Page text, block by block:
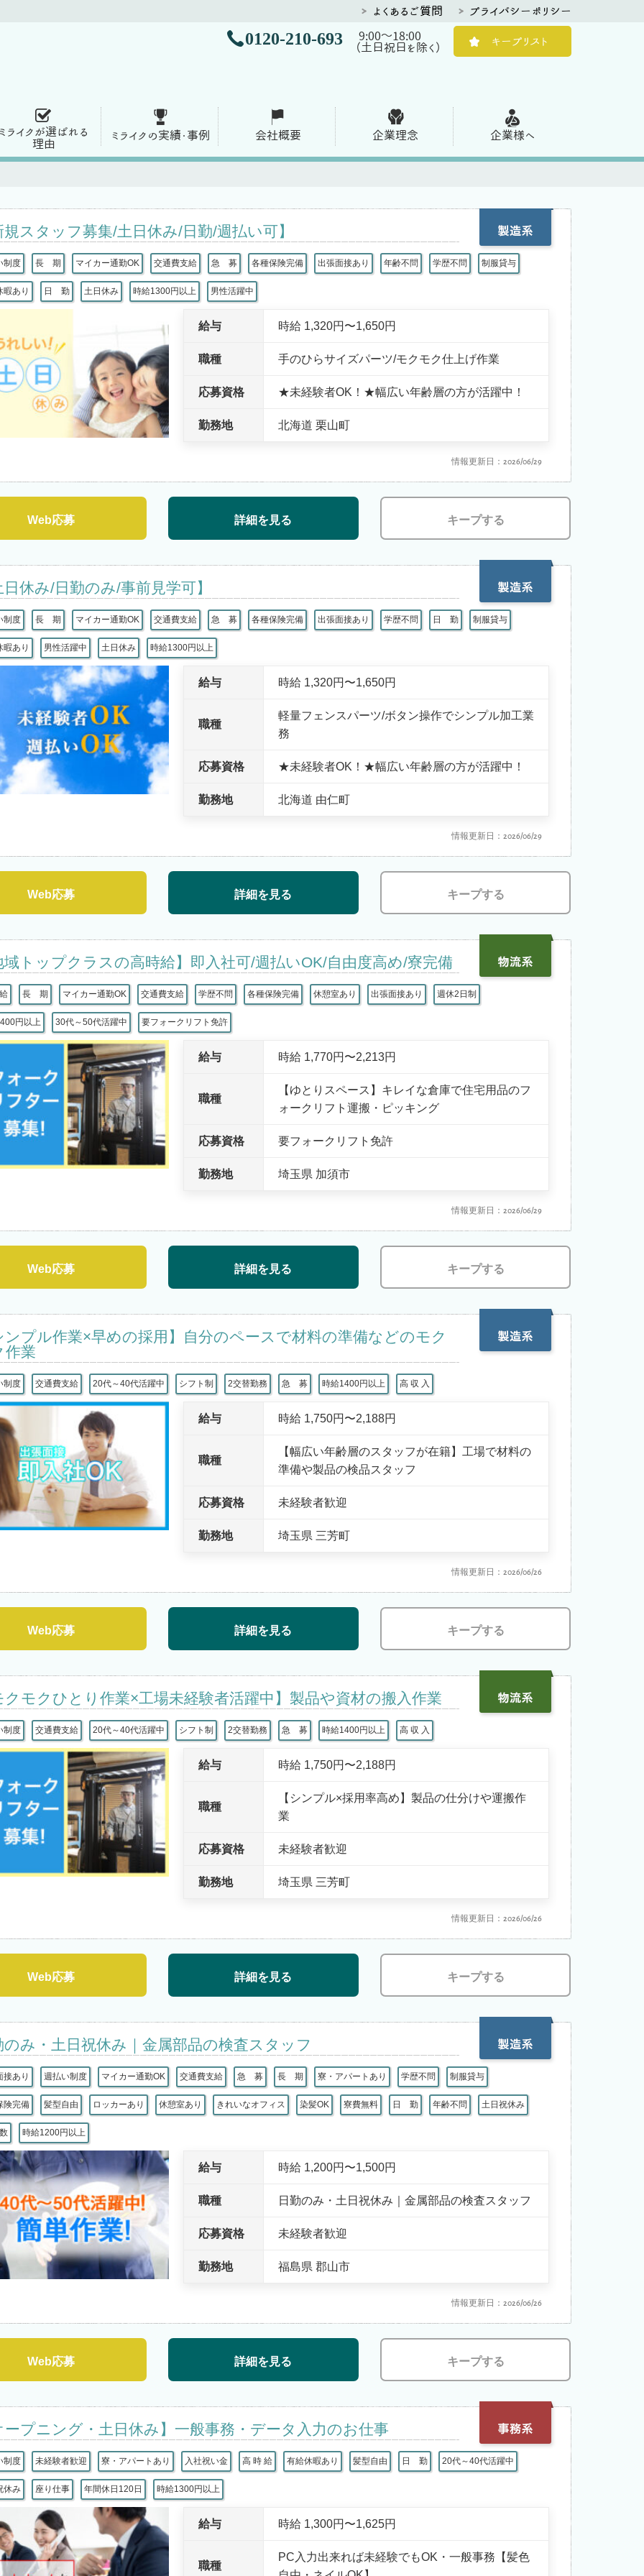
よくあるご質問 プライバシーポリシー
0120-210-693
9:00～18:00
（土日祝日を除く）
キープリスト
ライクが選ばれる
理由
ミライクの実績・事例 会社概要 企業理念 企業様へ
規スタッフ募集/土日休み/日勤/週払い可】
制度 長 期 マイカー通勤OK 交通費支給 急 募 各種保険完備 出張面接あり 年齢不問 学歴不問 制服貸与
暇あり 日 勤 土日休み 時給1300円以上 男性活躍中
給与 時給 1,320円〜1,650円
職種 手のひらサイズパーツ/モクモク仕上げ作業
応募資格 ★未経験者OK！★幅広い年齢層の方が活躍中！
勤務地 北海道 栗山町
情報更新日：2026/06/29
Web応募 詳細を見る キープする
日休み/日勤のみ/事前見学可】
制度 長 期 マイカー通勤OK 交通費支給 急 募 各種保険完備 出張面接あり 学歴不問 日 勤 制服貸与
暇あり 男性活躍中 土日休み 時給1300円以上
給与 時給 1,320円〜1,650円
職種
軽量フェンスパーツ/ボタン操作でシンプル加工業
務
応募資格 ★未経験者OK！★幅広い年齢層の方が活躍中！
勤務地 北海道 由仁町
情報更新日：2026/06/29
Web応募 詳細を見る キープする
域トップクラスの高時給】即入社可/週払いOK/自由度高め/寮完備
長 期 マイカー通勤OK 交通費支給 学歴不問 各種保険完備 休憩室あり 出張面接あり 週休2日制
円以上 30代～50代活躍中 要フォークリフト免許
給与 時給 1,770円〜2,213円
職種
【ゆとりスペース】キレイな倉庫で住宅用品のフ
ォークリフト運搬・ピッキング
応募資格 要フォークリフト免許
勤務地 埼玉県 加須市
情報更新日：2026/06/29
Web応募 詳細を見る キープする
ンプル作業×早めの採用】自分のペースで材料の準備などのモク
作業
制度 交通費支給 20代～40代活躍中 シフト制 2交替勤務 急 募 時給1400円以上 高 収 入
給与 時給 1,750円〜2,188円
職種
【幅広い年齢層のスタッフが在籍】工場で材料の
準備や製品の検品スタッフ
応募資格 未経験者歓迎
勤務地 埼玉県 三芳町
情報更新日：2026/06/26
Web応募 詳細を見る キープする
クモクひとり作業×工場未経験者活躍中】製品や資材の搬入作業
制度 交通費支給 20代～40代活躍中 シフト制 2交替勤務 急 募 時給1400円以上 高 収 入
給与 時給 1,750円〜2,188円
職種
【シンプル×採用率高め】製品の仕分けや運搬作
業
応募資格 未経験者歓迎
勤務地 埼玉県 三芳町
情報更新日：2026/06/26
Web応募 詳細を見る キープする
のみ・土日祝休み｜金属部品の検査スタッフ
接あり 週払い制度 マイカー通勤OK 交通費支給 急 募 長 期 寮・アパートあり 学歴不問 制服貸与
険完備 髪型自由 ロッカーあり 休憩室あり きれいなオフィス 染髪OK 寮費無料 日 勤 年齢不問 土日祝休み
時給1200円以上
給与 時給 1,200円〜1,500円
職種 日勤のみ・土日祝休み｜金属部品の検査スタッフ
応募資格 未経験者歓迎
勤務地 福島県 郡山市
情報更新日：2026/06/26
Web応募 詳細を見る キープする
ープニング・土日休み】一般事務・データ入力のお仕事
制度 未経験者歓迎 寮・アパートあり 入社祝い金 高 時 給 有給休暇あり 髪型自由 日 勤 20代～40代活躍中
休み 座り仕事 年間休日120日 時給1300円以上
給与 時給 1,300円〜1,625円
職種
PC入力出来れば未経験でもOK・一般事務【髪色